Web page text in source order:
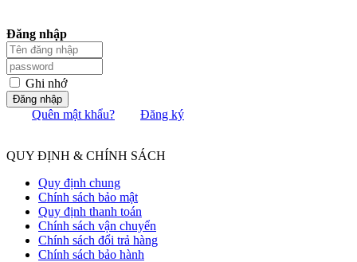
Đăng nhập
Ghi nhớ
Đăng nhập
Quên mật khẩu? Đăng ký
QUY ĐỊNH & CHÍNH SÁCH
Quy định chung
Chính sách bảo mật
Quy định thanh toán
Chính sách vận chuyển
Chính sách đổi trả hàng
Chính sách bảo hành